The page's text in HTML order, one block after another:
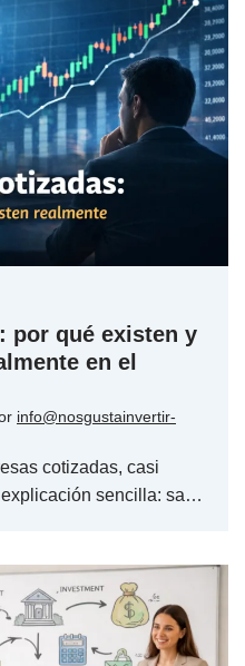
por qué existen y
en el
info@nosgustainvertir-
cotizadas, casi
sencilla: sa…